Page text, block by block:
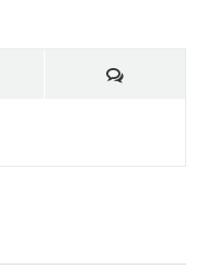
Comments